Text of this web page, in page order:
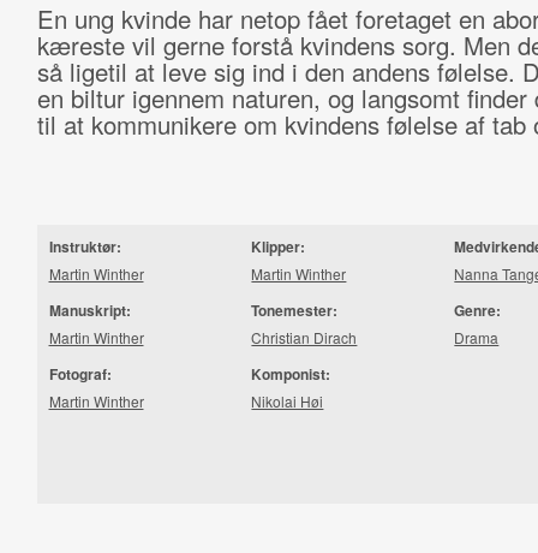
En ung kvinde har netop fået foretaget en
kæreste vil gerne forstå kvindens sorg. Men
så ligetil at leve sig ind i den andens følelse.
en biltur igennem naturen, og langsomt finder
til at kommunikere om kvindens følelse af tab
Instruktør:
Martin Winther
Manuskript:
Martin Winther
Fotograf:
Martin Winther
Klipper:
Martin Winther
Tonemester:
Christian Dirach
Komponist:
Nikolai Høi
Nanna
Genre:
Drama